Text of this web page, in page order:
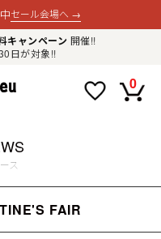
セール会場へ →
キャンペーン 開催!!
日が対象!!
0
ログイン
ス
FAIR